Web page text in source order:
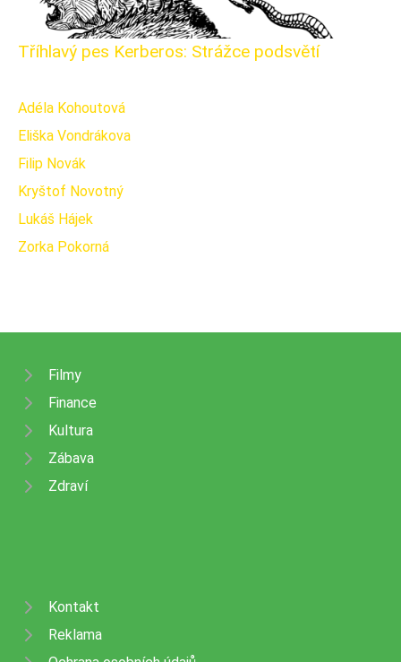
Tříhlavý pes Kerberos: Strážce podsvětí
Adéla Kohoutová
Eliška Vondrákova
Filip Novák
Kryštof Novotný
Lukáš Hájek
Zorka Pokorná
Filmy
Finance
Kultura
Zábava
Zdraví
Kontakt
Reklama